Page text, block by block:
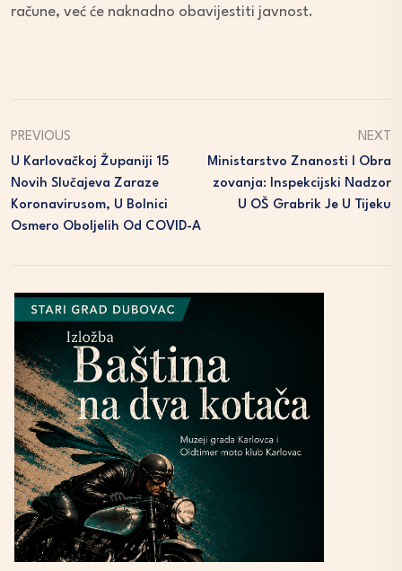
račune, već će naknadno obavijestiti javnost.
PREVIOUS
U Karlovačkoj Županiji 15
Novih Slučajeva Zaraze
Koronavirusom, U Bolnici
Osmero Oboljelih Od COVID-A
NEXT
Ministarstvo Znanosti I Obra
Zovanja: Inspekcijski Nadzor
U OŠ Grabrik Je U Tijeku